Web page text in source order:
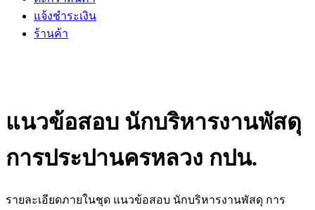
แจ้งชำระเงิน
ร้านค้า
แนวข้อสอบ นักบริหารงานพัสดุ
การประปานครหลวง กปน.
รายละเอียดภายในชุด แนวข้อสอบ นักบริหารงานพัสดุ การ